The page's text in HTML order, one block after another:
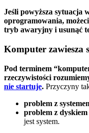
Jeśli powyższa sytuacja
oprogramowania,
tryb awaryjny i usunąć
Komputer zawiesza
Pod terminem
rzeczywistości
nie startuje. Przyczyny
problem z
problem z
jest system.